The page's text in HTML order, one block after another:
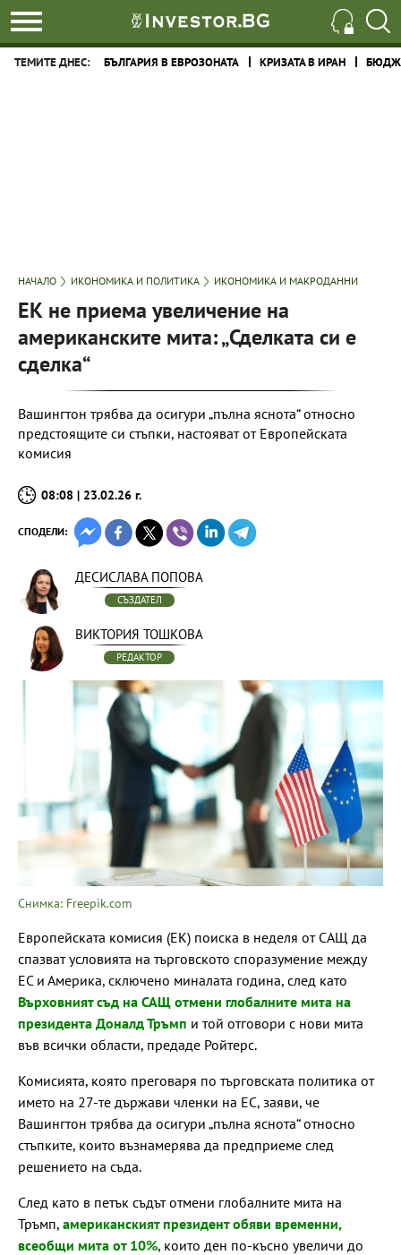
ТЕМИТЕ ДНЕС: БЪЛГАРИЯ В ЕВРОЗОНАТА КРИЗАТА В ИРАН
НАЧАЛО ИКОНОМИКА И ПОЛИТИКА ИКОНОМИКА И МАКРОДАННИ
ЕК не приема увеличение на
американските мита: „Сделката си е
сделка“
Вашингтон трябва да осигури „пълна яснота“ относно
предстоящите си стъпки, настояват от Европейската
комисия
08:08 | 23.02.26 г.
СПОДЕЛИ:
ДЕСИСЛАВА ПОПОВА
СЪЗДАТЕЛ
ВИКТОРИЯ ТОШКОВА
РЕДАКТОР
Снимка: Freepik.com
Европейската комисия (ЕК) поиска в неделя от САЩ да
спазват условията на търговското споразумение между
ЕС и Америка, сключено миналата година, след като
Върховният съд на САЩ отмени глобалните мита на
президента Доналд Тръмп и той отговори с нови мита
във всички области, предаде Ройтерс.
Комисията, която преговаря по търговската политика от
името на 27-те държави членки на ЕС, заяви, че
Вашингтон трябва да осигури „пълна яснота“ относно
стъпките, които възнамерява да предприеме след
решението на съда.
След като в петък съдът отмени глобалните мита на
Тръмп, американският президент обяви временни,
всеобщи мита от 10%, които ден по-късно увеличи до